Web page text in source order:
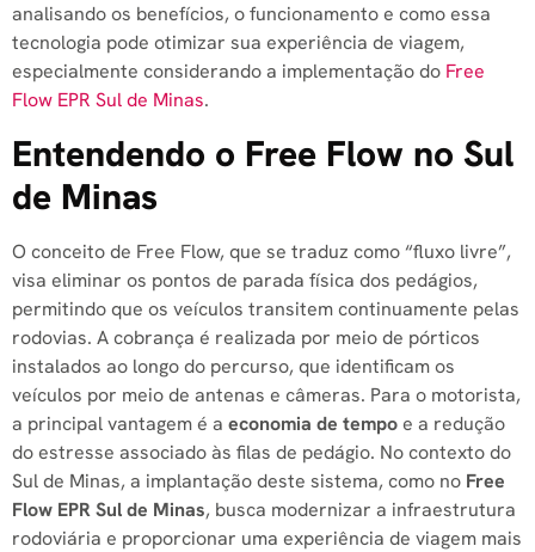
analisando os benefícios, o funcionamento e como essa
tecnologia pode otimizar sua experiência de viagem,
especialmente considerando a implementação do Free
Flow EPR Sul de Minas.
Entendendo o Free Flow no Sul
de Minas
O conceito de Free Flow, que se traduz como “fluxo livre”,
visa eliminar os pontos de parada física dos pedágios,
permitindo que os veículos transitem continuamente pelas
rodovias. A cobrança é realizada por meio de pórticos
instalados ao longo do percurso, que identificam os
veículos por meio de antenas e câmeras. Para o motorista,
a principal vantagem é a economia de tempoe a redução
do estresse associado às filas de pedágio. No contexto do
Sul de Minas, a implantação deste sistema, como no Free
Flow EPR Sul de Minas, busca modernizar a infraestrutura
rodoviária e proporcionar uma experiência de viagem mais